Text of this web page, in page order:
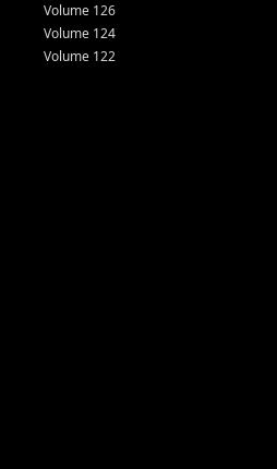
Volume 126
Volume 124
Volume 122